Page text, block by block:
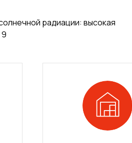
радиации: высокая